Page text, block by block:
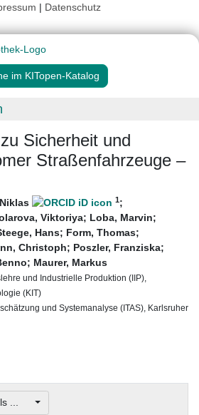
| Datenschutz
im KITopen-Katalog
Sicherheit und
Straßenfahrzeuge –
1;
Viktoriya; Loba, Marvin;
Hans; Form, Thomas;
Christoph; Poszler, Franziska;
; Maurer, Markus
und Industrielle Produktion (IIP),
(KIT)
und Systemanalyse (ITAS), Karlsruher
...